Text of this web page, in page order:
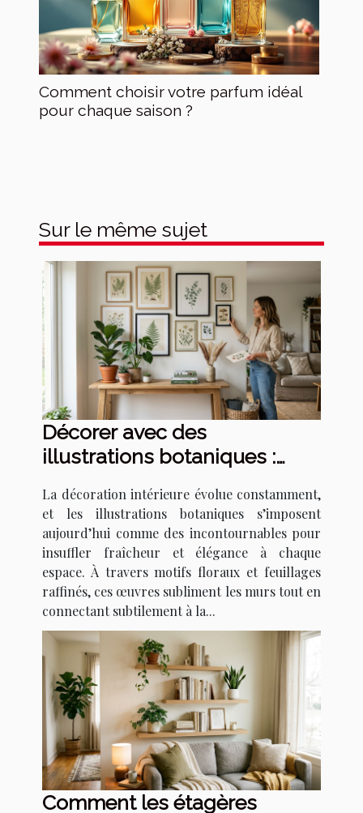
Comment choisir votre parfum idéal
pour chaque saison ?
Sur le même sujet
Décorer avec des
illustrations botaniques :
La décoration intérieure évolue constamment,
et les illustrations botaniques s’imposent
aujourd’hui comme des incontournables pour
insuffler fraîcheur et élégance à chaque
espace. À travers motifs floraux et feuillages
raffinés, ces œuvres subliment les murs tout en
connectant subtilement à la...
Comment les étagères